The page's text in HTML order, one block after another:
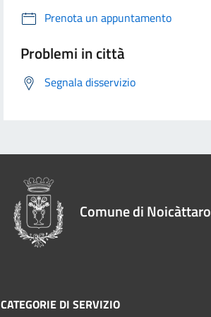
Prenota un appuntamento
Problemi in città
Segnala disservizio
Comune di Noicàttaro
CATEGORIE DI SERVIZIO